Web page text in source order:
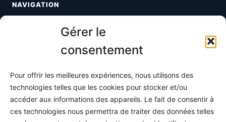
Gérer le
consentement
Pour offrir les meilleures expériences, nous utilisons des
technologies telles que les cookies pour stocker et/ou
accéder aux informations des appareils. Le fait de consentir à
ces technologies nous permettra de traiter des données telles
NAVIGATION
Toutes les maths
S'abonner
À propos
Contact / Support